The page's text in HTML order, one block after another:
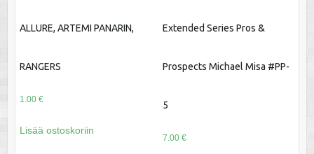
ALLURE, ARTEMI PANARIN,
RANGERS
1.00 €
Lisää ostoskoriin
Extended Series Pros &
Prospects Michael Misa #PP-
5
7.00 €